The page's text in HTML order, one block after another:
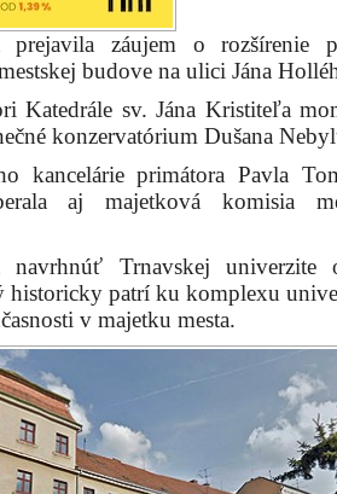
prejavila záujem o rozšírenie
budove na ulici Jána
Katedrále sv. Jána Kristiteľa
konzervatórium Dušana
kancelárie primátora Pavla
aj majetková komisia
navrhnúť Trnavskej univerzite
historicky patrí ku komplexu
v majetku mesta.